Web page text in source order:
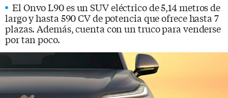
El Onvo L90 es un SUV eléctrico de 5,14 metros de
largo y hasta 590 CV de potencia que ofrece hasta 7
plazas. Además, cuenta con un truco para venderse
por tan poco.